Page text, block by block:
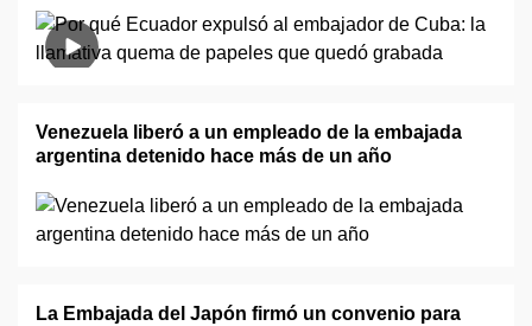
Venezuela liberó a un empleado de la embajada
argentina detenido hace más de un año
La Embajada del Japón firmó un convenio para